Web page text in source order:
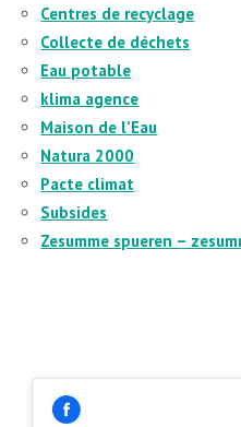
Centres de recyclage
Collecte de déchets
Eau potable
klima agence
Maison de l’Eau
Natura 2000
Pacte climat
Subsides
Zesumme spueren –